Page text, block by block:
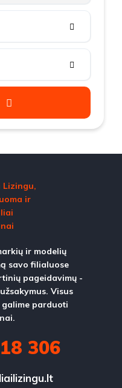
ir modelių
savo filialuose
pageidavimų -
Visus
parduoti
306